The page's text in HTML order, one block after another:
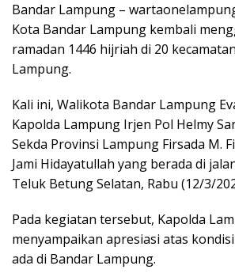
Bandar Lampung –
Kota Bandar Lampung kembali
ramadan 1446 hijriah di 20
Lampung.
Kali ini, Walikota Bandar Lampung
Kapolda Lampung Irjen Pol Helmy
Sekda Provinsi Lampung Firsada M.
Jami Hidayatullah yang berada di
Teluk Betung Selatan, Rabu (12/3/
Pada kegiatan tersebut, Kapolda
menyampaikan apresiasi atas
ada di Bandar Lampung.